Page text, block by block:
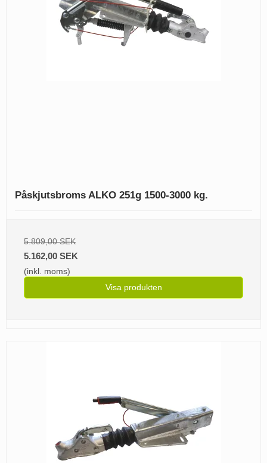
Påskjutsbroms ALKO 251g 1500-3000 kg.
5.809,00 SEK
5.162,00 SEK
(inkl. moms)
Visa produkten